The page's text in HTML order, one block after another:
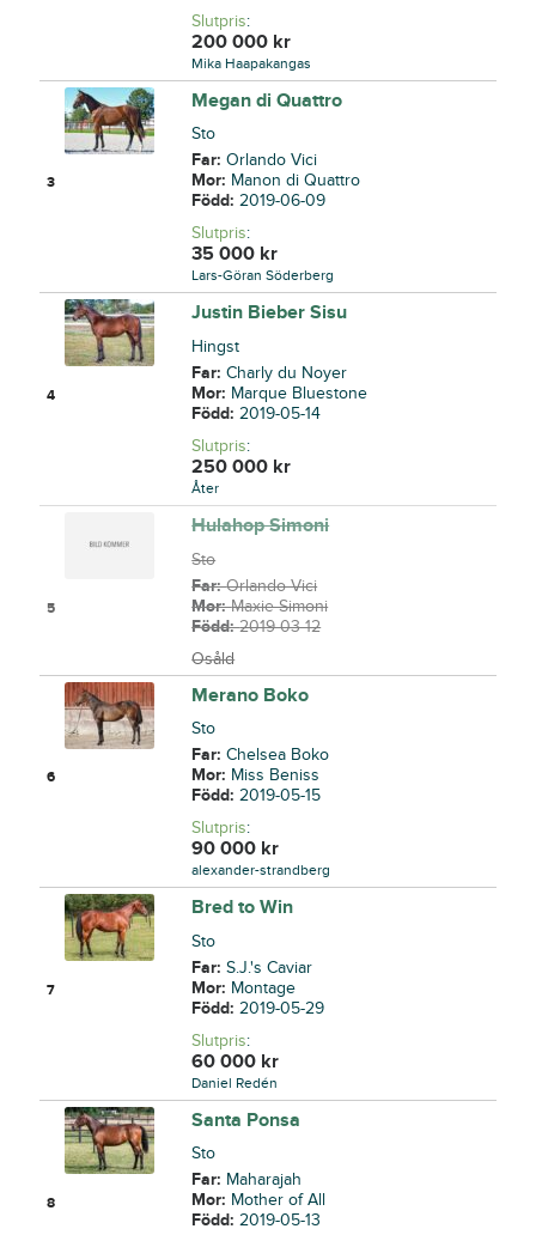
Slutpris:
200 000 kr
Mika Haapakangas
3
Megan di Quattro
Sto
Far:Orlando Vici
Mor: Manon di Quattro
Född:2019-06-09
Slutpris:
35 000 kr
Lars-Göran Söderberg
4
Justin Bieber Sisu
Hingst
Far:Charly du Noyer
Mor: Marque Bluestone
Född:2019-05-14
Slutpris:
250 000 kr
Åter
5
Hulahop Simoni
Sto
Far:Orlando Vici
Mor:Maxie Simoni
Född:2019-03-12
Osåld
6
Merano Boko
Sto
Far:Chelsea Boko
Mor: Miss Beniss
Född:2019-05-15
Slutpris:
90 000 kr
alexander-strandberg
7
Bred to Win
Sto
Far:S.J.'s Caviar
Mor: Montage
Född:2019-05-29
Slutpris:
60 000 kr
Daniel Redén
8
Santa Ponsa
Sto
Far: Maharajah
Mor: Mother of All
Född:2019-05-13